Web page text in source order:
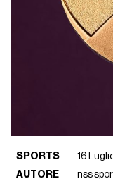
fantasie ipnotiche
primis sulla tela che
la schiena.
Viene in mente
mosaico con Martin
Nelson Mandela,